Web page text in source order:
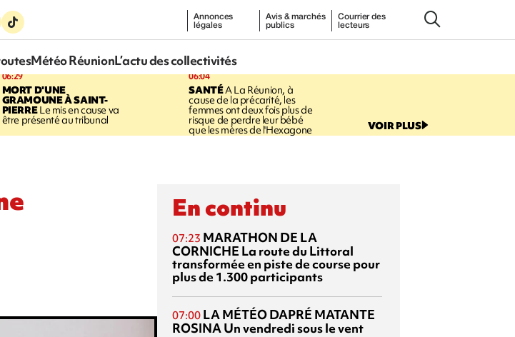
Annonces
légales
Avis & marchés
publics
Courrier des
lecteurs
Météo RéunionL’actu des collectivités
06:29
MORT D'UNE
GRAMOUNE À SAINT-
PIERRELe mis en cause va
être présenté au tribunal
06:04
SANTÉA La Réunion, à
cause de la précarité, les
femmes ont deux fois plus de
risque de perdre leur bébé
que les mères de l'Hexagone VOIR PLUS
En continu
07:23 MARATHON DE LA
CORNICHE La route du Littoral
transformée en piste de course pour
plus de 1.300 participants
07:00 LA MÉTÉO DAPRÉ MATANTE
ROSINAUn vendredi sous le vent